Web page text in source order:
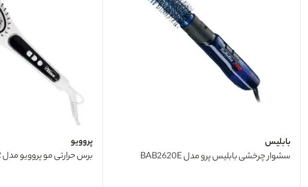
بابلیس
سشوار چرخشی بابلیس پرو مدل BAB2620E
پروویو
برس حرارتی مو پروویو مدل PW-5112